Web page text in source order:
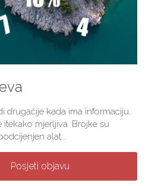
drugačije kada ima informaciju.
itekako mjerljiva. Brojke su
alat...
Posjeti objavu